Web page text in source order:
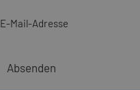
E-Mail-Adresse
Absenden